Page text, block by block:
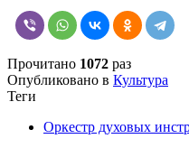
Прочитано 1072 раз
Опубликовано в Культура
Теги
Оркестр духовых